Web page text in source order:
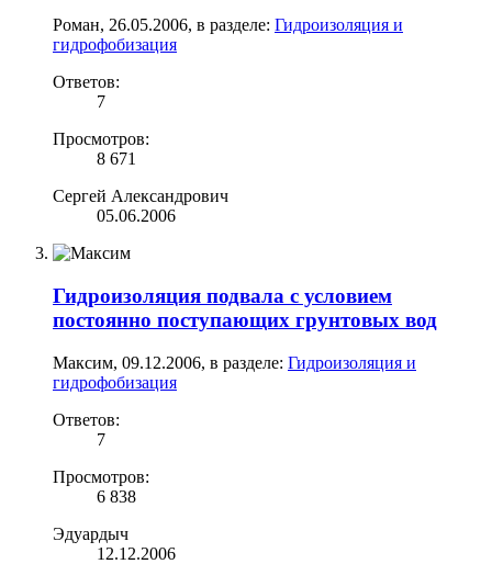
Роман, 26.05.2006, в разделе: Гидроизоляция и
гидрофобизация
Ответов:
7
Просмотров:
8 671
Сергей Александрович
05.06.2006
Гидроизоляция подвала с условием
постоянно поступающих грунтовых вод
Максим, 09.12.2006, в разделе: Гидроизоляция и
гидрофобизация
Ответов:
7
Просмотров:
6 838
Эдуардыч
12.12.2006